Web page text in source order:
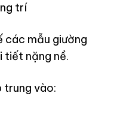
trí
các mẫu giường
tiết nặng nề.
vào: